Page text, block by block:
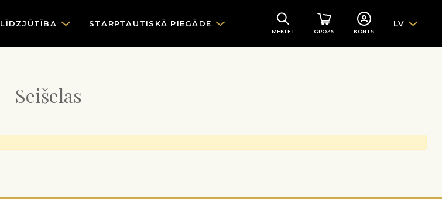
LĪDZJŪTĪBA STARPTAUTISKĀ PIEGĀDE
MEKLĒT GROZS KONTS
LV
Seišelas